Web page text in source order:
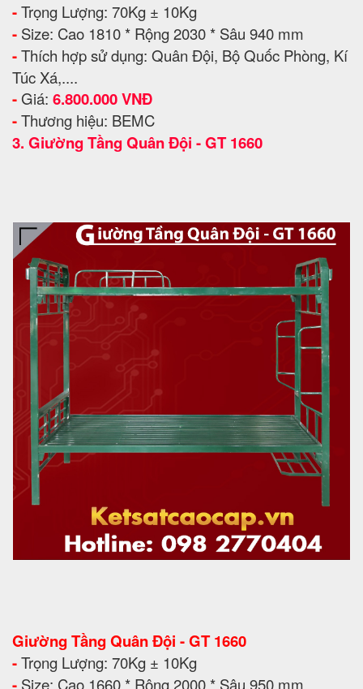
-Trọng Lượng: 70Kg ± 10Kg
- Size: Cao 1810 * Rộng 2030 * Sâu 940 mm
-Thích hợp sử dụng: Quân Đội, Bộ Quốc Phòng, Kí
Túc Xá,....
- Giá: 6.800.000 VNĐ
-Thương hiệu: BEMC
3. Giường Tầng Quân Đội - GT 1660
Giường Tầng Quân Đội - GT 1660
-Trọng Lượng: 70Kg ± 10Kg
- Size: Cao 1660 * Rộng 2000 * Sâu 950 mm